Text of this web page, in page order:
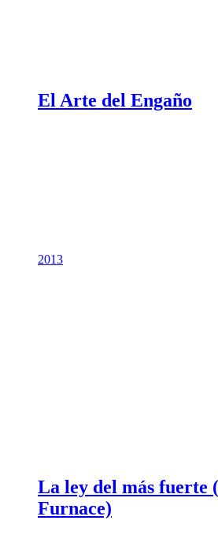
El Arte del Engaño
2013
La ley del más fuerte
Furnace)